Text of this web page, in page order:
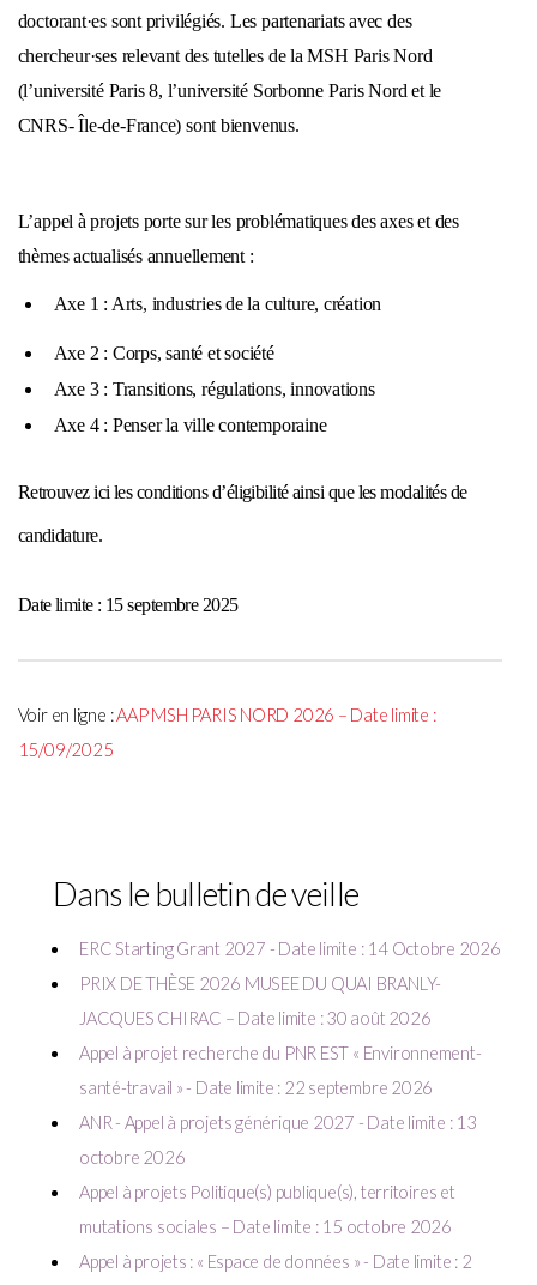
doctorant·es sont privilégiés. Les partenariats avec des
chercheur·ses relevant des tutelles de la MSH Paris Nord
(l’université Paris 8, l’université Sorbonne Paris Nord et le
CNRS- Île-de-France) sont bienvenus.
L’appel à projets porte sur les problématiques des axes et des
thèmes actualisés annuellement :
Axe 1 : Arts, industries de la culture, création
Axe 2 : Corps, santé et société
Axe 3 : Transitions, régulations, innovations
Axe 4 : Penser la ville contemporaine
Retrouvez ici les conditions d’éligibilité ainsi que les modalités de
candidature.
Date limite : 15 septembre 2025
Voir en ligne :AAP MSH PARIS NORD 2026 – Date limite :
15/09/2025
Dans le bulletin de veille
ERC Starting Grant 2027 - Date limite : 14 Octobre 2026
PRIX DE THÈSE 2026 MUSEE DU QUAI BRANLY-
JACQUES CHIRAC – Date limite : 30 août 2026
Appel à projet recherche du PNR EST « Environnement-
santé-travail » - Date limite : 22 septembre 2026
ANR - Appel à projets générique 2027 - Date limite : 13
octobre 2026
Appel à projets Politique(s) publique(s), territoires et
mutations sociales – Date limite : 15 octobre 2026
Appel à projets : « Espace de données » - Date limite : 2